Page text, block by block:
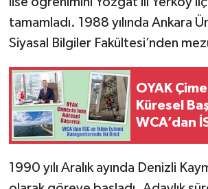
tamamladı. 1988 yılında Ankara
Siyasal Bilgiler Fakültesi’nden
OYAK
Küresel
WCA’dan
1990 yılı Aralık ayında Denizli